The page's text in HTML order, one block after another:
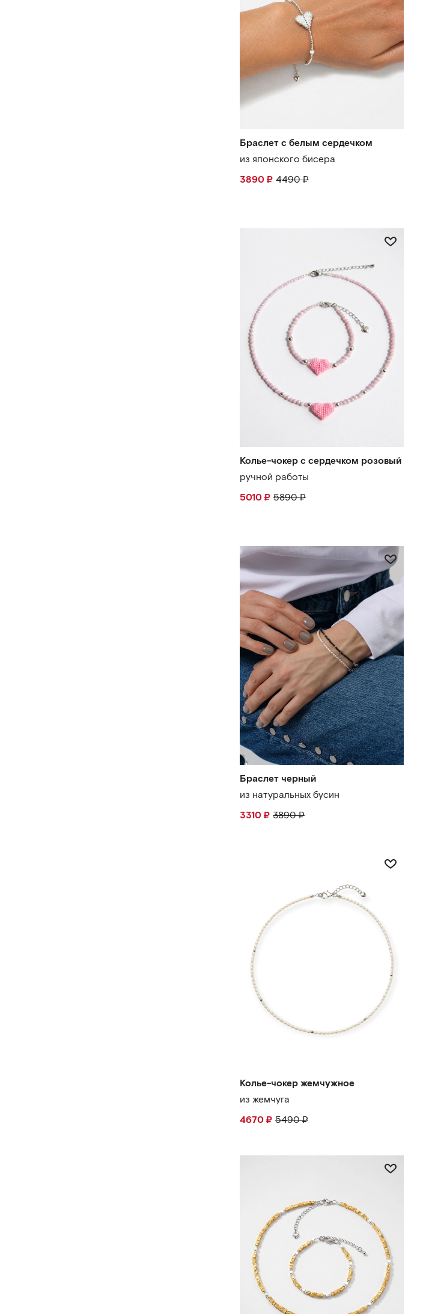
Браслет с белым сердечком
из японского бисера
3890 ₽ 4490₽
Колье-чокер с сердечком розовый
ручной работы
5010 ₽ 5890₽
Браслет черный
из натуральных бусин
3310 ₽ 3890₽
Колье-чокер жемчужное
из жемчуга
4670 ₽ 5490₽